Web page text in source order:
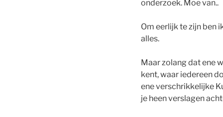
onderzoek. Moe van..
Om eerlijk te zijn ben
alles.
Maar zolang dat ene
kent, waar iedereen
ene verschrikkelijke
je heen verslagen